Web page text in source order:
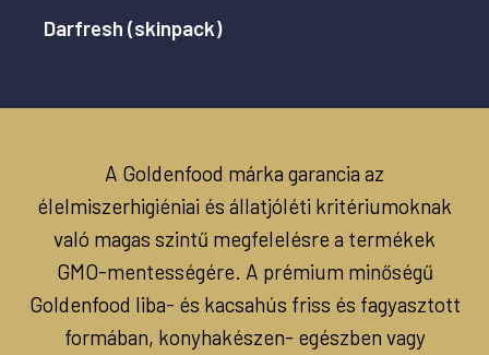
Darfresh (skinpack)
A Goldenfood márka garancia az
élelmiszerhigiéniai és állatjóléti kritériumoknak
való magas szintű megfelelésre a termékek
GMO-mentességére. A prémium minőségű
Goldenfood liba- és kacsahús friss és fagyasztott
formában, konyhakészen- egészben vagy